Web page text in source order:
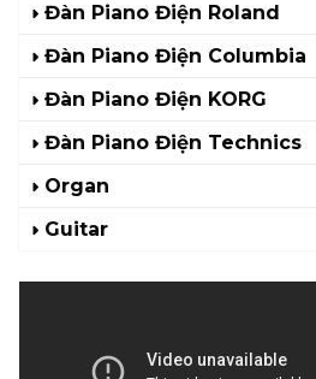
Đàn Piano Điện Roland
Đàn Piano Điện Columbia
Đàn Piano Điện KORG
Đàn Piano Điện Technics
Organ
Guitar